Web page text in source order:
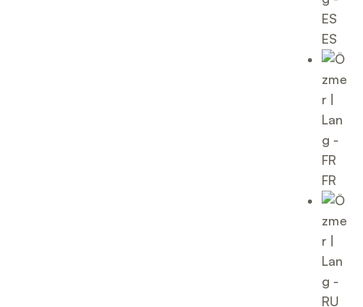
ES
FR